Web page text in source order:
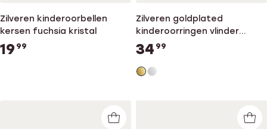
Zilveren kinderoorbellen
kersen fuchsia kristal
19 99
Zilveren goldplated
kinderoorringen vlinder
zirkonia
34 99